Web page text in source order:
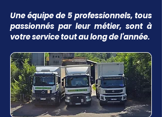
Une équipe de 5 professionnels, tous
passionnés par leur métier, sont à
votre service tout au long de l'année.